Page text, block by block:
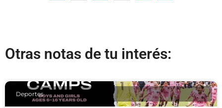
Otras notas de tu interés:
Deportes